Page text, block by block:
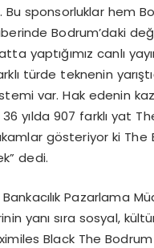
sponsorluklar hem
Bodrum’daki
yaptığımız canlı
türde teknenin
var. Hak edenin
yılda 907 farklı yat
gösteriyor ki
dedi.
Pazarlama
yanı sıra sosyal,
Black The